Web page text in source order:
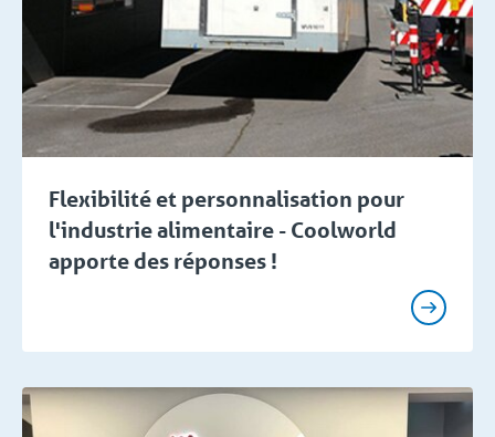
Flexibilité et personnalisation pour
l'industrie alimentaire - Coolworld
apporte des réponses !